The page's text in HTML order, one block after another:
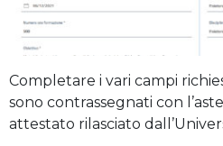
Completare i vari campi
sono contrassegnati con
attestato rilasciato